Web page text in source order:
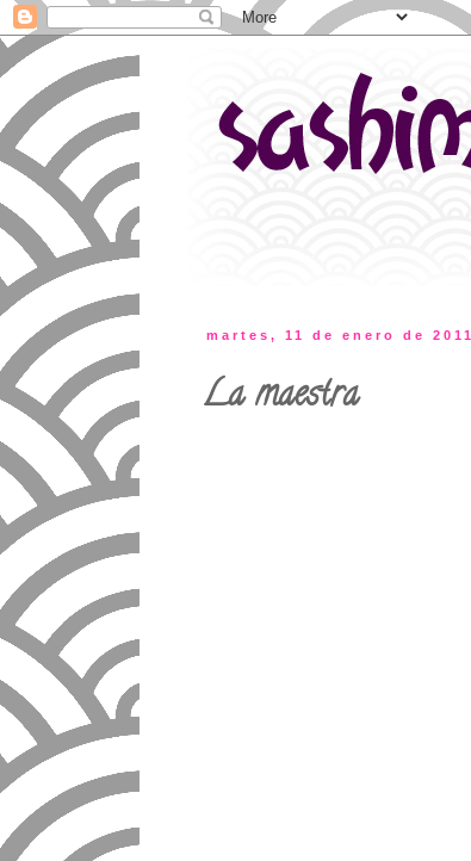
martes, 11 de enero de 2011
La maestra